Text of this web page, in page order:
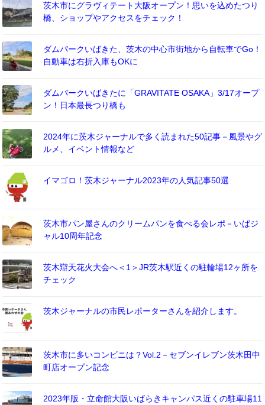
茨木市にグラヴィテート大阪オープン！思いを込めたつり
橋、ショップやアクセスをチェック！
ダムパークいばきた、茨木の中心市街地から自転車でGo！
自動車は右折入庫もOKに
ダムパークいばきたに「GRAVITATE OSAKA」3/17オープ
ン！日本最長つり橋も
2024年に茨木ジャーナルで多く読まれた50記事－風景やグ
ルメ、イベント情報など
イマゴロ！茨木ジャーナル2023年の人気記事50選
茨木市パン屋さんのクリームパンを食べる会レポ－いばジ
ャル10周年記念
茨木辯天花火大会へ＜1＞JR茨木駅近くの駐輪場12ヶ所を
チェック
茨木ジャーナルの市民レポーターさんを紹介します。
茨木市に多いコンビニは？Vol.2－セブンイレブン茨木田中
町店オープン記念
2023年版・立命館大阪いばらきキャンパス近くの駐車場11